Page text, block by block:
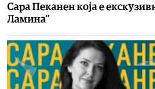
Сара Пеканен која е
Ламина“